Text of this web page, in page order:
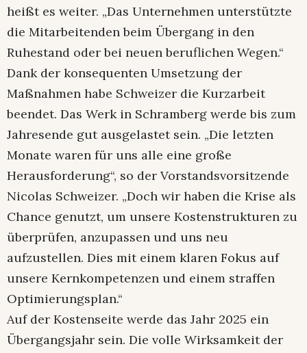
heißt es weiter. „Das Unternehmen unterstützte
die Mitarbeitenden beim Übergang in den
Ruhestand oder bei neuen beruflichen Wegen.“
Dank der konsequenten Umsetzung der
Maßnahmen habe Schweizer die Kurzarbeit
beendet. Das Werk in Schramberg werde bis zum
Jahresende gut ausgelastet sein. „Die letzten
Monate waren für uns alle eine große
Herausforderung“, so der Vorstandsvorsitzende
Nicolas Schweizer. „Doch wir haben die Krise als
Chance genutzt, um unsere Kostenstrukturen zu
überprüfen, anzupassen und uns neu
aufzustellen. Dies mit einem klaren Fokus auf
unsere Kernkompetenzen und einem straffen
Optimierungsplan.“
Auf der Kostenseite werde das Jahr 2025 ein
Übergangsjahr sein. Die volle Wirksamkeit der